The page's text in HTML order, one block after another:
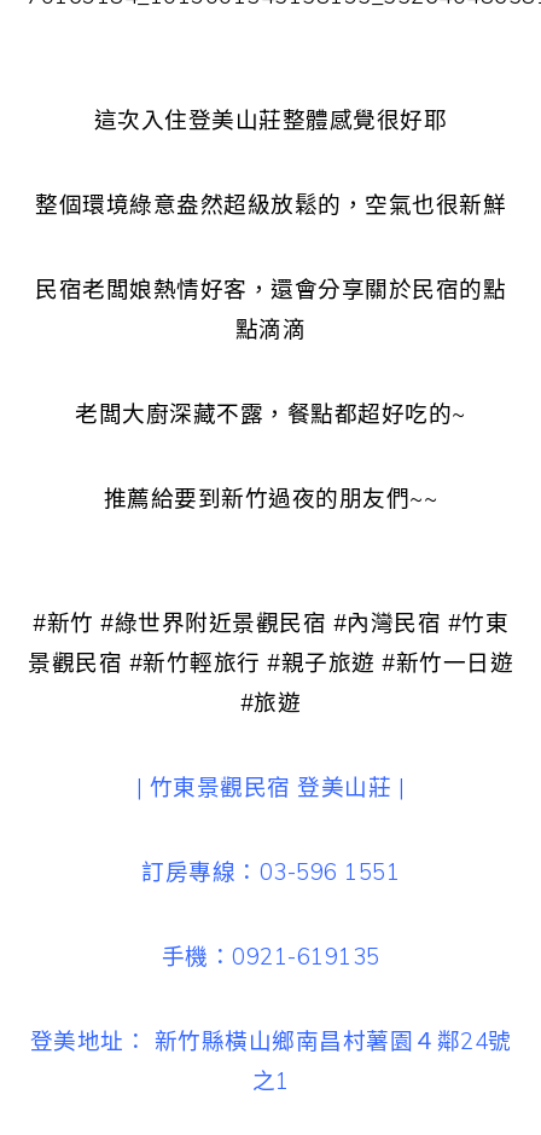
這次入住登美山莊整體感覺很好耶
整個環境綠意盎然超級放鬆的，空氣也很新鮮
民宿老闆娘熱情好客，還會分享關於民宿的點
點滴滴
老闆大廚深藏不露，餐點都超好吃的~
推薦給要到新竹過夜的朋友們~~
#新竹 #綠世界附近景觀民宿 #內灣民宿 #竹東
景觀民宿 #新竹輕旅行 #親子旅遊 #新竹一日遊
#旅遊
| 竹東景觀民宿 登美山莊 |
訂房專線：03-596 1551
手機：0921-619135
登美地址： 新竹縣橫山鄉南昌村薯園４鄰24號
之1